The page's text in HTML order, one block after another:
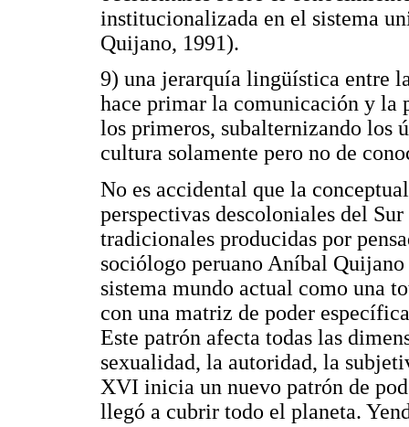
institucionalizada en el sistema
Quijano, 1991).
9) una jerarquía lingüística entre
hace primar la comunicación y la
los primeros, subalternizando los
cultura solamente pero no de
No es accidental que la
perspectivas descoloniales del
tradicionales producidas por
sociólogo peruano Aníbal
sistema mundo actual como una
con una matriz de poder
Este patrón afecta todas las
sexualidad, la autoridad, la
XVI inicia un nuevo patrón de
llegó a cubrir todo el planeta.